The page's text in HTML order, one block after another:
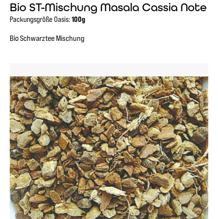
Bio ST-Mischung Masala Cassia Note
Packungsgröße Oasis:100g
Bio Schwarztee Mischung